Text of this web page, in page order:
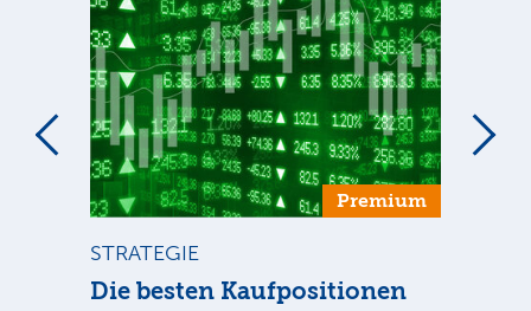
Premium
STRATEGIE
Die besten Kaufpositionen